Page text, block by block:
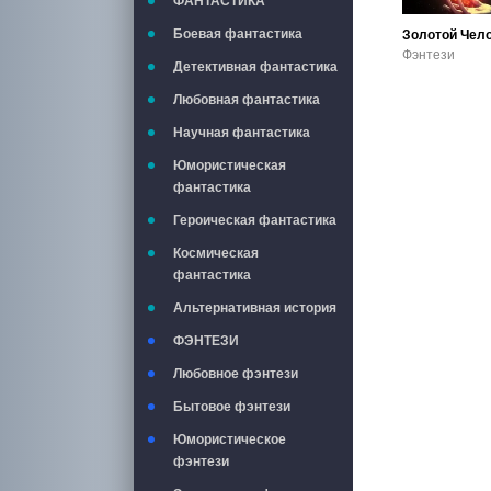
Боевая фантастика
Детективная фантастика
Любовная фантастика
Научная фантастика
Юмористическая
фантастика
Героическая фантастика
Космическая
фантастика
Альтернативная история
ФЭНТЕЗИ
Любовное фэнтези
Бытовое фэнтези
Юмористическое
фэнтези
Золотой
Фэнтези